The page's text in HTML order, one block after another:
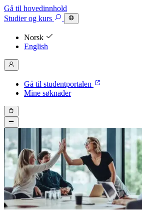
Gå til hovedinnhold
Studierog kurs
Norsk
English
Gå til studentportalen
Mine søknader